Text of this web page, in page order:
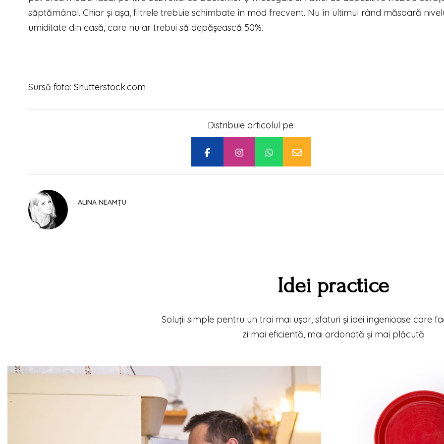
săptămânal. Chiar și așa, filtrele trebuie schimbate în mod frecvent. Nu în ultimul rând măsoară
umiditate din casă, care nu ar trebui să depășească 50%.
Sursă foto: Shutterstock.com
Distribuie articolul pe:
ALINA NEAMȚU
Idei practice
Soluții simple pentru un trai mai ușor, sfaturi și idei ingenioase care
zi mai eficientă, mai ordonată și mai plăcută